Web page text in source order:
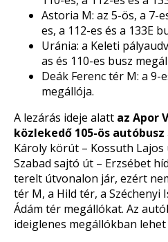
Astoria M: az 5-ös, a 7-
es, a 112-es és a 133E
Uránia: a Keleti
as és 110-es busz
Deák Ferenc tér M: a 9-
megállója.
A lezárás ideje alatt az Apor
közlekedő 105-ös autóbusz
Károly körút – Kossuth Lajos
Szabad sajtó út – Erzsébet
terelt útvonalon jár, ezért
tér M, a Hild tér, a Széchenyi
Ádám tér megállókat. Az
ideiglenes megállókban